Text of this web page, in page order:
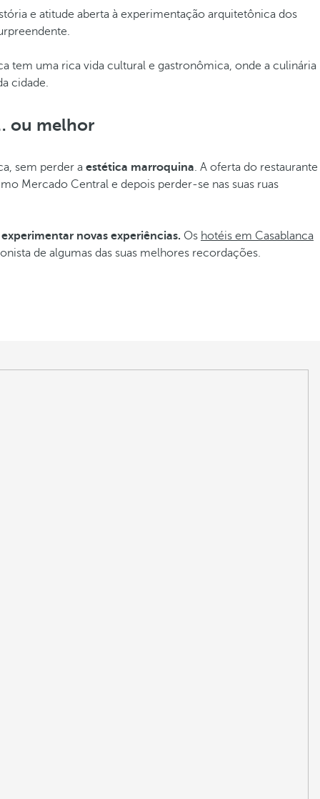
e atitude aberta à experimentação arquitetônica dos
tem uma rica vida cultural e gastronômica, onde a culinária
cidade.
ou melhor
sem perder a estética marroquina. A oferta do restaurante
Mercado Central e depois perder-se nas suas ruas
experimentar novas experiências. Os hotéis em Casablanca
de algumas das suas melhores recordações.